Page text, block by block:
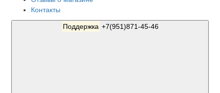
Контакты
Поддержка +7(951)871-45-46